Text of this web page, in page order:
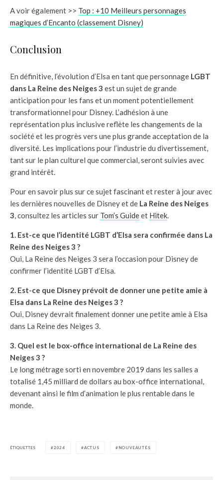
A voir également >> Top : +10 Meilleurs personnages
magiques d’Encanto (classement Disney)
Conclusion
En définitive, l’évolution d’Elsa en tant que personnage LGBT
dans La Reine des Neiges 3 est un sujet de grande
anticipation pour les fans et un moment potentiellement
transformationnel pour Disney. L’adhésion à une
représentation plus inclusive reflète les changements de la
société et les progrès vers une plus grande acceptation de la
diversité. Les implications pour l’industrie du divertissement,
tant sur le plan culturel que commercial, seront suivies avec
grand intérêt.
Pour en savoir plus sur ce sujet fascinant et rester à jour avec
les dernières nouvelles de Disney et de La Reine des Neiges
3, consultez les articles sur Tom’s Guideet Hitek.
1. Est-ce que l’identité LGBT d’Elsa sera confirmée dans La
Reine des Neiges 3 ?
Oui, La Reine des Neiges 3 sera l’occasion pour Disney de
confirmer l’identité LGBT d’Elsa.
2. Est-ce que Disney prévoit de donner une petite amie à
Elsa dans La Reine des Neiges 3 ?
Oui, Disney devrait finalement donner une petite amie à Elsa
dans La Reine des Neiges 3.
3. Quel est le box-office international de La Reine des
Neiges 3 ?
Le long métrage sorti en novembre 2019 dans les salles a
totalisé 1,45 milliard de dollars au box-office international,
devenant ainsi le film d’animation le plus rentable dans le
monde.
ÉTIQUETTES 2024 ACTUS NOUVEAUTÉS